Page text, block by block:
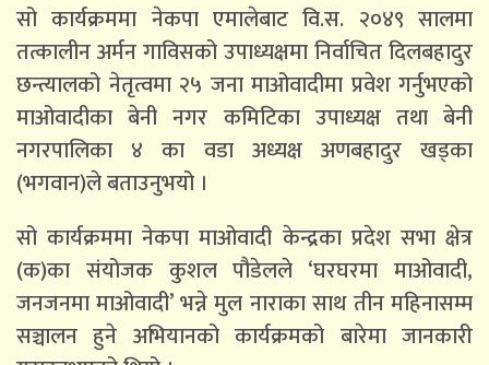
सो कार्यक्रममा नेकपा एमालेबाट वि.स. २०४९ सालमा
तत्कालीन अर्मन गाविसको उपाध्यक्षमा निर्वाचित दिलबहादुर
छन्त्यालको नेतृत्वमा २५ जना माओवादीमा प्रवेश गर्नुभएको
माओवादीका बेनी नगर कमिटिका उपाध्यक्ष तथा बेनी
नगरपालिका ४ का वडा अध्यक्ष अणबहादुर खड्का
(भगवान)ले बताउनुभयो ।
सो कार्यक्रममा नेकपा माओवादी केन्द्रका प्रदेश सभा क्षेत्र
(क)का संयोजक कुशल पौडेलले ‘घरघरमा माओवादी,
जनजनमा माओवादी’ भन्ने मुल नाराका साथ तीन महिनासम्म
सञ्चालन हुने अभियानको कार्यक्रमको बारेमा जानकारी